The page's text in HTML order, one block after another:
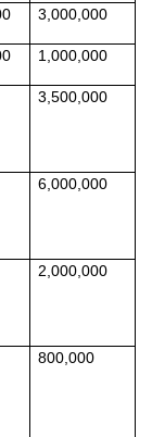
3,000,000
1,000,000
3,500,000
6,000,000
2,000,000
800,000